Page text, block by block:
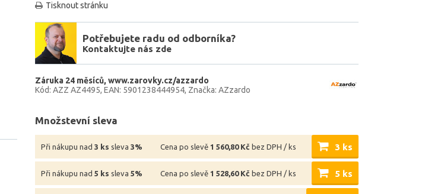
Tisknout stránku
Potřebujete radu od odborníka?
Kontaktujte nás zde
Záruka 24 měsíců www.zarovky.cz/azzardo
Kód: AZZ AZ4495 EAN: 5901238444954 Značka: AZzardo
Množstevní sleva
Při nákupu nad 3 ks sleva 3% Cena po slevě 1 560,80 Kč bez DPH / ks 3 ks
Při nákupu nad 5 ks sleva 5% Cena po slevě 1 528,60 Kč bez DPH / ks 5 ks